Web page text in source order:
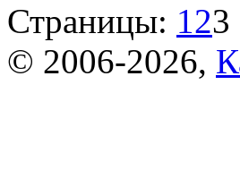
Страницы: 123
© 2006-2026,